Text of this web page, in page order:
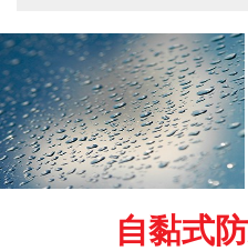
自黏式